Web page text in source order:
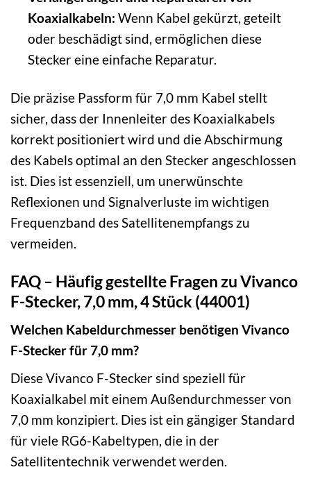
Koaxialkabeln: Wenn Kabel gekürzt, geteilt
oder beschädigt sind, ermöglichen diese
Stecker eine einfache Reparatur.
Die präzise Passform für 7,0 mm Kabel stellt
sicher, dass der Innenleiter des Koaxialkabels
korrekt positioniert wird und die Abschirmung
des Kabels optimal an den Stecker angeschlossen
ist. Dies ist essenziell, um unerwünschte
Reflexionen und Signalverluste im wichtigen
Frequenzband des Satellitenempfangs zu
vermeiden.
FAQ – Häufig gestellte Fragen zu Vivanco
F-Stecker, 7,0 mm, 4 Stück (44001)
Welchen Kabeldurchmesser benötigen Vivanco
F-Stecker für 7,0 mm?
Diese Vivanco F-Stecker sind speziell für
Koaxialkabel mit einem Außendurchmesser von
7,0 mm konzipiert. Dies ist ein gängiger Standard
für viele RG6-Kabeltypen, die in der
Satellitentechnik verwendet werden.